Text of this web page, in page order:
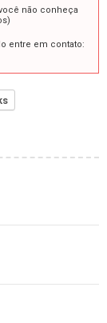
não conheça
entre em contato: